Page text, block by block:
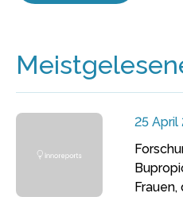
25 April